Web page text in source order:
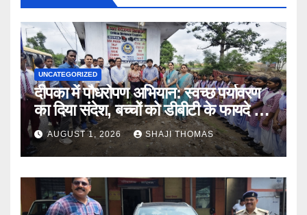
UNCATEGORIZED
दीपका में पौधरोपण अभियान: स्वच्छ पर्यावरण
का दिया संदेश, बच्चों को डीबीटी के फायदे भी
बताए।
AUGUST 1, 2026 SHAJI THOMAS